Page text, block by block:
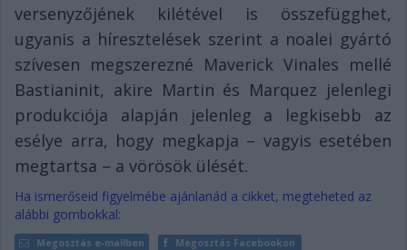
versenyzőjének kilétével is összefügghet,
ugyanis a híresztelések szerint a noalei gyártó
szívesen megszerezné Maverick Vinales mellé
Bastianinit, akire Martin és Marquez jelenlegi
produkciója alapján jelenleg a legkisebb az
esélye arra, hogy megkapja – vagyis esetében
megtartsa – a vörösök ülését.
Ha ismerőseid figyelmébe ajánlanád a cikket, megteheted az
alábbi gombokkal:
Megosztás e-mailben Megosztás Facebookon